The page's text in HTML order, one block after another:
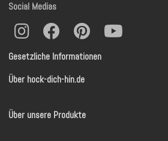
Gesetzliche Informationen
Über hock-dich-hin.de
Über unsere Produkte
Social Medias